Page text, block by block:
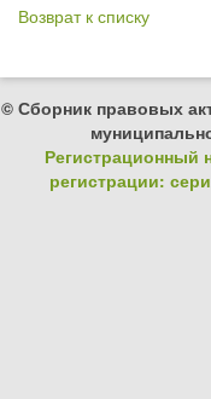
Возврат к списку
© Сборник правовых
Регистрационный
регистрации: